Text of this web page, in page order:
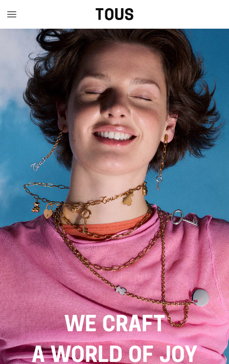
We craft
a world of joy